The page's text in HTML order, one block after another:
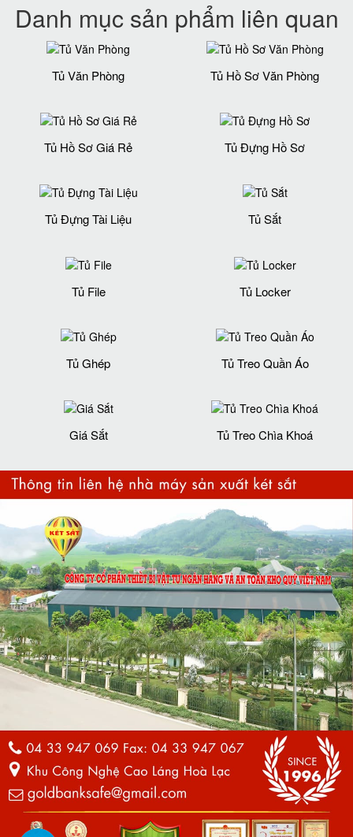
Danh mục sản phẩm liên quan
Tủ Văn Phòng Tủ Hồ Sơ Văn Phòng
Tủ Hồ Sơ Giá Rẻ Tủ Đựng Hồ Sơ
Tủ Đựng Tài Liệu Tủ Sắt
Tủ File Tủ Locker
Tủ Ghép Tủ Treo Quần Áo
Giá Sắt Tủ Treo Chìa Khoá